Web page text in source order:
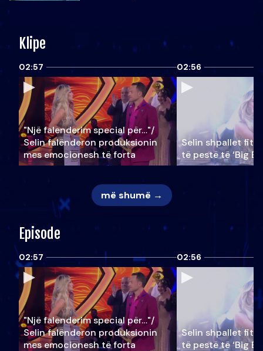
Klipe
02:57
"Një falenderim special për…"/
Selin falënderon produksionin
mes emocionesh të forta
02:56
Selin shpallet
të pestë të ‘Big
më shumë →
Episode
02:57
"Një falenderim special për…"/
Selin falënderon produksionin
mes emocionesh të forta
02:56
Selin shpallet
të pestë të ‘Big